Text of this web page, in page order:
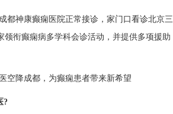
都神康癫痫医院正常接诊，家门口看诊北京三
领衔癫痫病多学科会诊活动，并提供多项援助
?